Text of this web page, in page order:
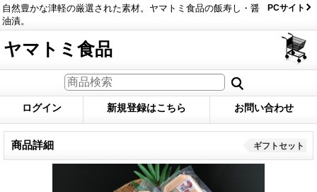
自然豊かな津軽の厳選された素材。ヤマトミ食品の飯寿し・醤
油漬。
PCサイト
ヤマトミ食品
ログイン 新規登録はこちら お問い合わせ
商品詳細 ギフトセット